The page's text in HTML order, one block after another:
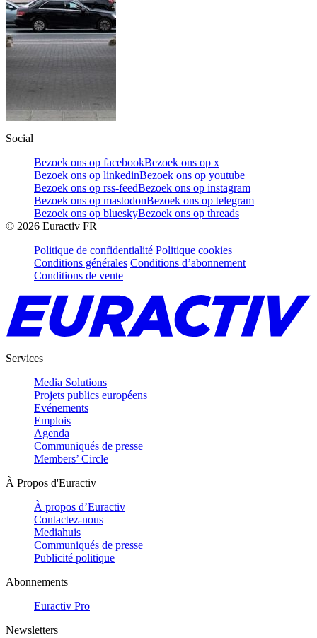
Social
Bezoek ons op facebookBezoek ons op x
Bezoek ons op linkedinBezoek ons op youtube
Bezoek ons op rss-feedBezoek ons op instagram
Bezoek ons op mastodonBezoek ons op telegram
Bezoek ons op blueskyBezoek ons op threads
© 2026 Euractiv FR
Politique de confidentialité Politique cookies
Conditions générales Conditions d’abonnement
Conditions de vente
Services
Media Solutions
Projets publics européens
Evénements
Emplois
Agenda
Communiqués de presse
Members’ Circle
À Propos d'Euractiv
À propos d’Euractiv
Contactez-nous
Mediahuis
Communiqués de presse
Publicité politique
Abonnements
Euractiv Pro
Newsletters